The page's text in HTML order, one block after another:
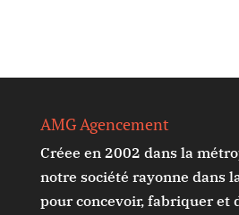
AMG Agencement
Créee en 2002 dans la
notre société rayonne dans
pour concevoir, fabriquer et